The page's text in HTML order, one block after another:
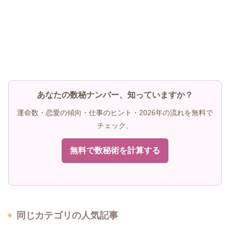
あなたの数秘ナンバー、知っていますか？
運命数・恋愛の傾向・仕事のヒント・2026年の流れを無料で
チェック。
無料で数秘術を計算する
同じカテゴリの人気記事